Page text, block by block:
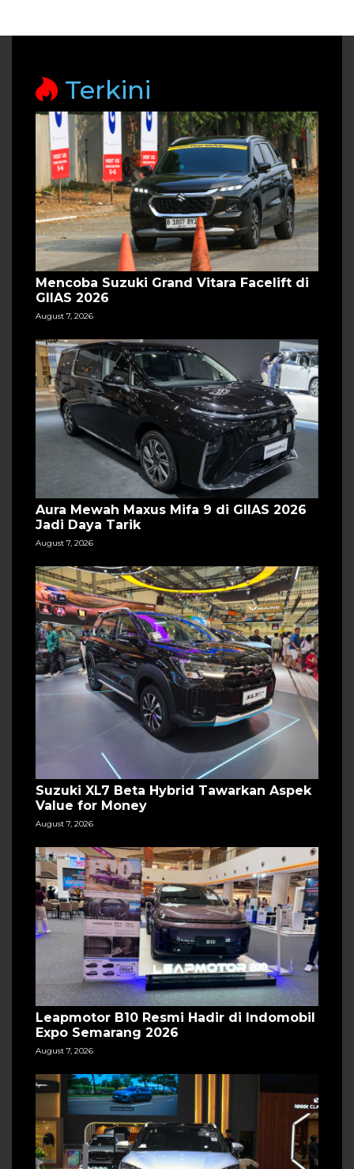
Terkini
Mencoba Suzuki Grand Vitara Facelift di
GIIAS 2026
August 7, 2026
Aura Mewah Maxus Mifa 9 di GIIAS 2026
Jadi Daya Tarik
August 7, 2026
Suzuki XL7 Beta Hybrid Tawarkan Aspek
Value for Money
August 7, 2026
Leapmotor B10 Resmi Hadir di Indomobil
Expo Semarang 2026
August 7, 2026